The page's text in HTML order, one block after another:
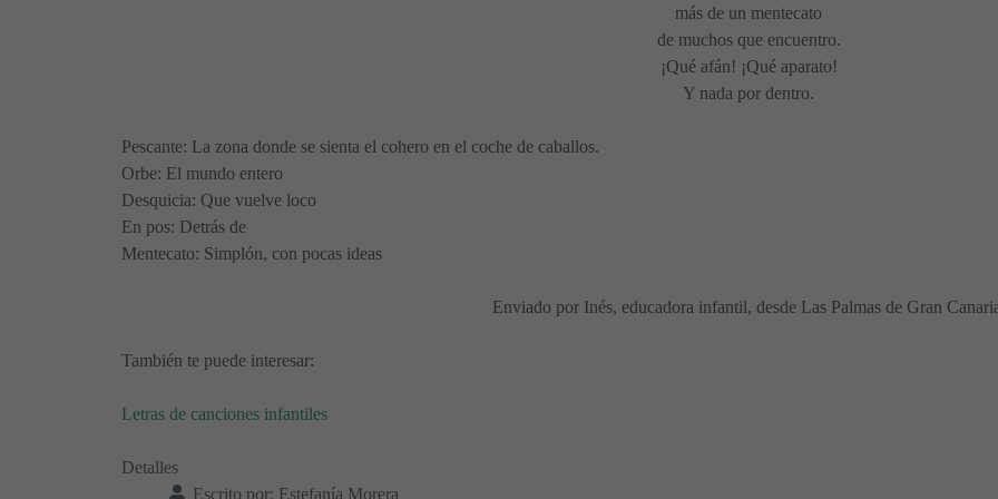
más de un mentecato
de muchos que encuentro.
¡Qué afán! ¡Qué aparato!
Y nada por dentro.
Pescante: La zona donde se sienta el cohero en el coche de caballos.
Orbe: El mundo entero
Desquicia: Que vuelve loco
En pos: Detrás de
Mentecato: Simplón, con pocas ideas
Enviado por Inés, educadora infantil, desde Las Palmas de Gran
También te puede interesar:
Letras de canciones infantiles
Detalles
Escrito por: Estefanía Morera